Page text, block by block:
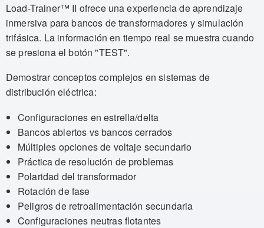
Load-Trainer™ II ofrece una experiencia de aprendizaje
inmersiva para bancos de transformadores y simulación
trifásica. La información en tiempo real se muestra cuando
se presiona el botón "TEST".
Demostrar conceptos complejos en sistemas de
distribución eléctrica:
Configuraciones en estrella/delta
Bancos abiertos vs bancos cerrados
Múltiples opciones de voltaje secundario
Práctica de resolución de problemas
Polaridad del transformador
Rotación de fase
Peligros de retroalimentación secundaria
Configuraciones neutras flotantes